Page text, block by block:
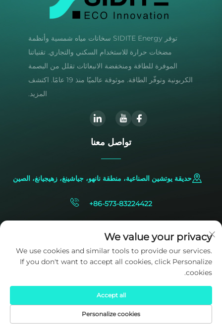
توفر SIDITE Energy سخانات مياه شمسية وأنظمة
مضخات حرارة للاستخدام السكني والتجاري. تقنياتنا
الموفرة للطاقة ومنخفضة الانبعاثات تقلل من البصمة
الكربونية وتوفّر الطاقة. موثوقة عالميًا منذ 19 عامًا. اكتشف
المزيد.
تواصل معنا
حديقة يوتشين الصناعية، منطقة نانهو، جياشينغ، زهيجيانغ، الصين
+86-573-83224422
الخصوصية
We value your privacy
We use cookies and similar tools to provide our services.
If you don't want to accept all cookies, click Personalize
cookies.
Personalize cookies
Accept all